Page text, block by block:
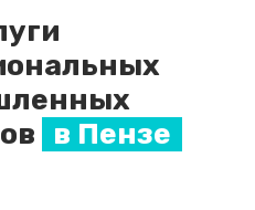
в Пензе